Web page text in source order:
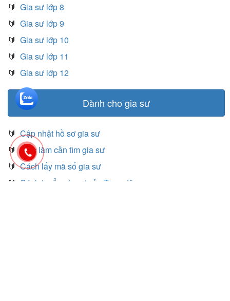
🔰 Gia sư lớp 8
🔰 Gia sư lớp 9
🔰 Gia sư lớp 10
🔰 Gia sư lớp 11
🔰 Gia sư lớp 12
Dành cho gia sư
🔰 Cập nhật hồ sơ gia sư
🔰Việc làm cần tìm gia sư
🔰Cách lấy mã số gia sư
🔰 Cách tuyển gia sư của Trung tâm